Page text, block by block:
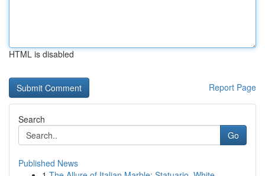
HTML is disabled
Report Page
Search
Go
Published News